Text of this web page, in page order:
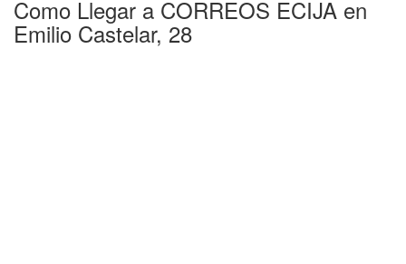
Como Llegar a CORREOS ECIJA en
Emilio Castelar, 28